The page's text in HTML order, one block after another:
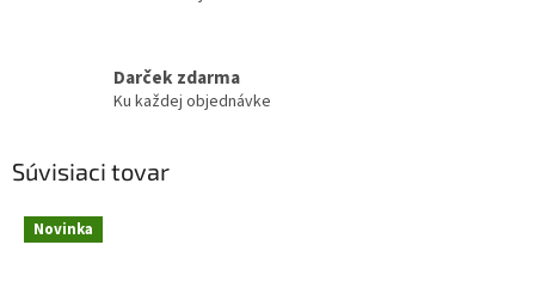
Darček zdarma
Ku každej objednávke
Súvisiaci tovar
Novinka